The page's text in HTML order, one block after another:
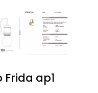
ap1